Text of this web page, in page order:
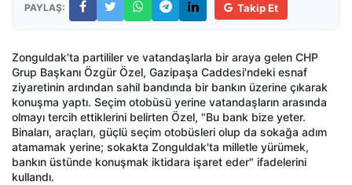
PAYLAŞ: Takip Et
Zonguldak'ta partililer ve vatandaşlarla bir araya gelen CHP
Grup Başkanı Özgür Özel, Gazipaşa Caddesi'ndeki esnaf
ziyaretinin ardından sahil bandında bir bankın üzerine çıkarak
konuşma yaptı. Seçim otobüsü yerine vatandaşların arasında
olmayı tercih ettiklerini belirten Özel, "Bu bank bize yeter.
Binaları, araçları, güçlü seçim otobüsleri olup da sokağa adım
atamamak yerine; sokakta Zonguldak'ta milletle yürümek,
bankın üstünde konuşmak iktidara işaret eder" ifadelerini
kullandı.